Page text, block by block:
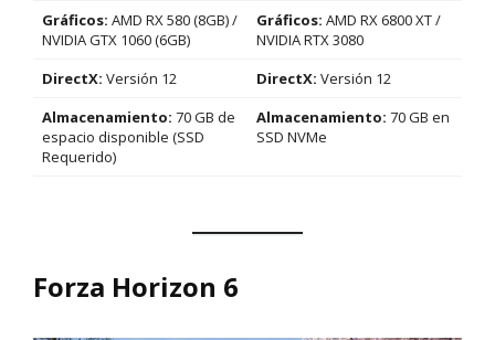
Gráficos: AMD RX 580 (8GB) /
NVIDIA GTX 1060 (6GB)
Gráficos: AMD RX 6800 XT /
NVIDIA RTX 3080
DirectX: Versión 12 DirectX: Versión 12
Almacenamiento: 70 GB de
espacio disponible (SSD
Requerido)
Almacenamiento: 70 GB en
SSD NVMe
Forza Horizon 6